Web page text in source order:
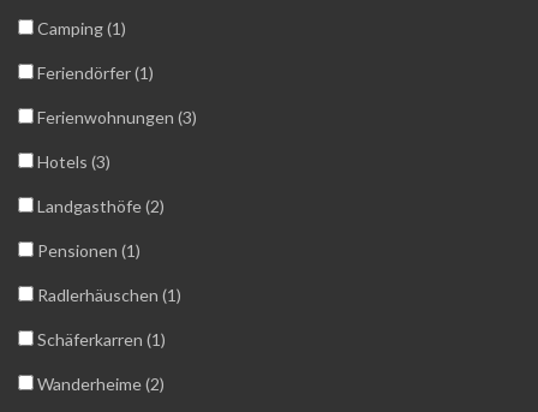
Camping (1)
Feriendörfer (1)
Ferienwohnungen (3)
Hotels (3)
Landgasthöfe (2)
Pensionen (1)
Radlerhäuschen (1)
Schäferkarren (1)
Wanderheime (2)